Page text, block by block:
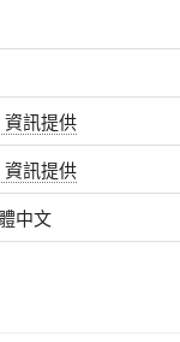
訊提供
訊提供
中文